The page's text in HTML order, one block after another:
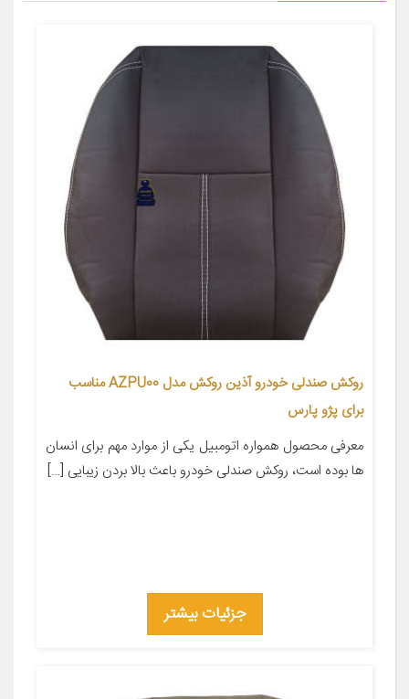
روکش صندلی خودرو آذین روکش مدل AZPU00 مناسب
برای پژو پارس
معرفی محصول همواره اتومبیل یکی از موارد مهم برای انسان
ها بوده است، روکش صندلی خودرو باعث بالا بردن زیبایی […]
جزئیات بیشتر